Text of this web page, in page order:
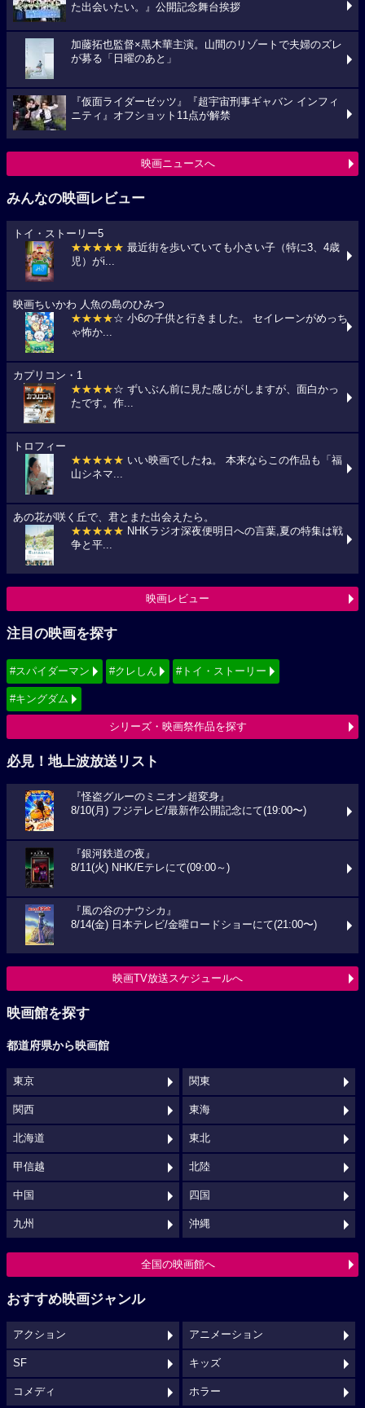
た出会いたい。』公開記念舞台挨拶
加藤拓也監督×黒木華主演。山間のリゾートで夫婦のズレ
が募る「日曜のあと」
『仮面ライダーゼッツ』『超宇宙刑事ギャバン インフィ
ニティ』オフショット11点が解禁
映画ニュースへ
みんなの映画レビュー
トイ・ストーリー5
★★★★★ 最近街を歩いていても小さい子（特に3、4歳
児）がi...
映画ちいかわ 人魚の島のひみつ
★★★★☆ 小6の子供と行きました。 セイレーンがめっち
ゃ怖か...
カプリコン・1
★★★★☆ ずいぶん前に見た感じがしますが、面白かっ
たです。作...
トロフィー
★★★★★ いい映画でしたね。 本来ならこの作品も「福
山シネマ...
あの花が咲く丘で、君とまた出会えたら。
★★★★★ NHKラジオ深夜便明日への言葉,夏の特集は戦
争と平...
映画レビュー
注目の映画を探す
#スパイダーマン #クレしん #トイ・ストーリー
#キングダム
シリーズ・映画祭作品を探す
必見！地上波放送リスト
『怪盗グルーのミニオン超変身』
8/10(月) フジテレビ/最新作公開記念にて(19:00〜)
『銀河鉄道の夜』
8/11(火) NHK/Eテレにて(09:00～)
『風の谷のナウシカ』
8/14(金) 日本テレビ/金曜ロードショーにて(21:00〜)
映画TV放送スケジュールへ
映画館を探す
都道府県から映画館
東京 関東
関西 東海
北海道 東北
甲信越 北陸
中国 四国
九州 沖縄
全国の映画館へ
おすすめ映画ジャンル
アクション アニメーション
SF キッズ
コメディ ホラー